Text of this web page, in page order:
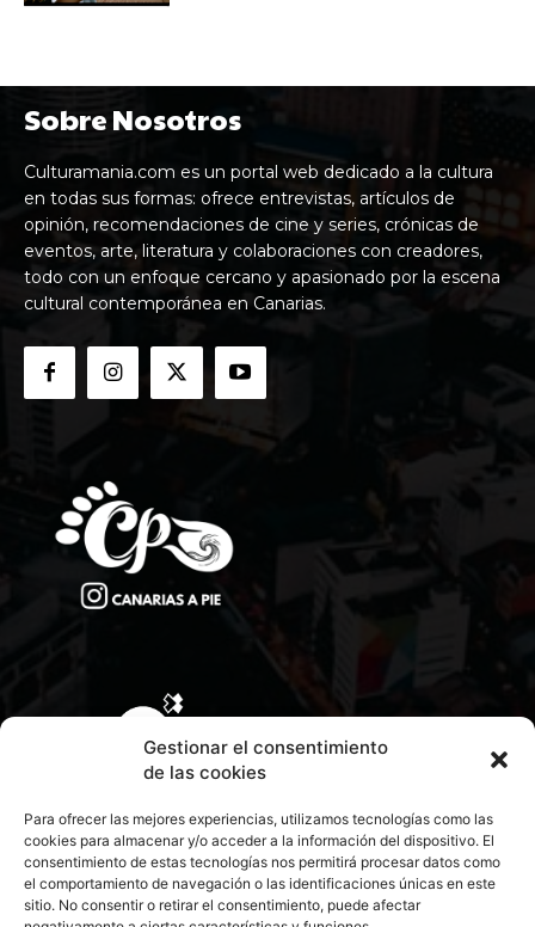
Gestionar el consentimiento
de las cookies
Para ofrecer las mejores experiencias, utilizamos tecnologías como las
cookies para almacenar y/o acceder a la información del dispositivo. El
consentimiento de estas tecnologías nos permitirá procesar datos como
el comportamiento de navegación o las identificaciones únicas en este
sitio. No consentir o retirar el consentimiento, puede afectar
Sobre Nosotros
Culturamania.com es un portal web dedicado a la cultura
en todas sus formas: ofrece entrevistas, artículos de
opinión, recomendaciones de cine y series, crónicas de
eventos, arte, literatura y colaboraciones con creadores,
todo con un enfoque cercano y apasionado por la escena
cultural contemporánea en Canarias.